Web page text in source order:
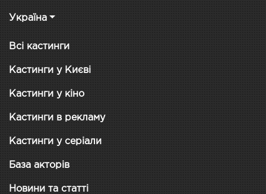
Україна
Всі кастинги
Кастинги у Києві
Кастинги у кіно
Кастинги в рекламу
Кастинги у серіали
База акторів
Новини та статті